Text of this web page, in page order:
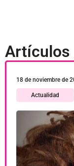
Artículos
18 de noviembre de
Actualidad